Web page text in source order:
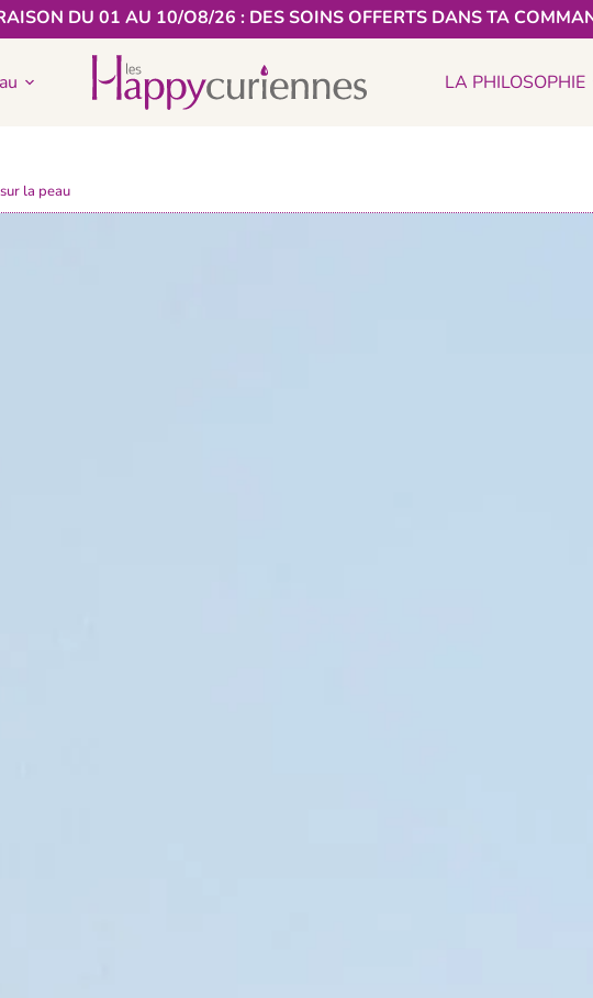
DU 01 AU 10/O8/26 : DES SOINS OFFERTS DANS TA
LA PHILOSOPHIE
la peau